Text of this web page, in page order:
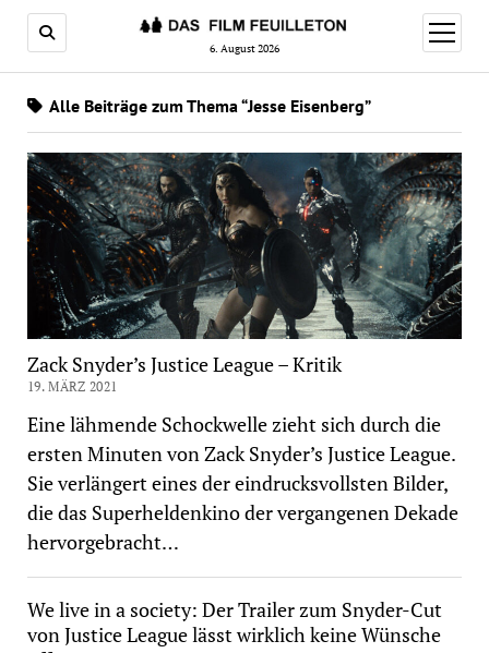
6. August 2026
Menü
öffnen
Alle Beiträge zum Thema “Jesse Eisenberg”
Zack Snyder’s Justice League – Kritik
19. MÄRZ 2021
Eine lähmende Schockwelle zieht sich durch die
ersten Minuten von Zack Snyder’s Justice League.
Sie verlängert eines der eindrucksvollsten Bilder,
die das Superheldenkino der vergangenen Dekade
hervorgebracht…
We live in a society: Der Trailer zum Snyder-Cut
von Justice League lässt wirklich keine Wünsche